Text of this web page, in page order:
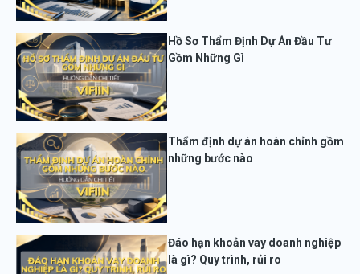
Hồ Sơ Thẩm Định Dự Án Đầu Tư
Gồm Những Gì
Thẩm định dự án hoàn chỉnh gồm
những bước nào
Đáo hạn khoản vay doanh nghiệp
là gì? Quy trình, rủi ro